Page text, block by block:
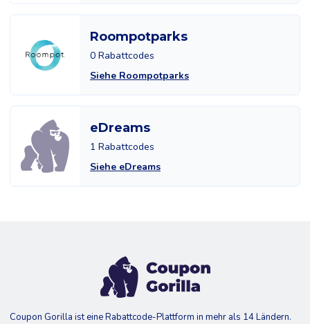
Roompotparks
0 Rabattcodes
Siehe Roompotparks
eDreams
1 Rabattcodes
Siehe eDreams
Coupon Gorilla ist eine Rabattcode-Plattform in mehr als 14 Ländern.